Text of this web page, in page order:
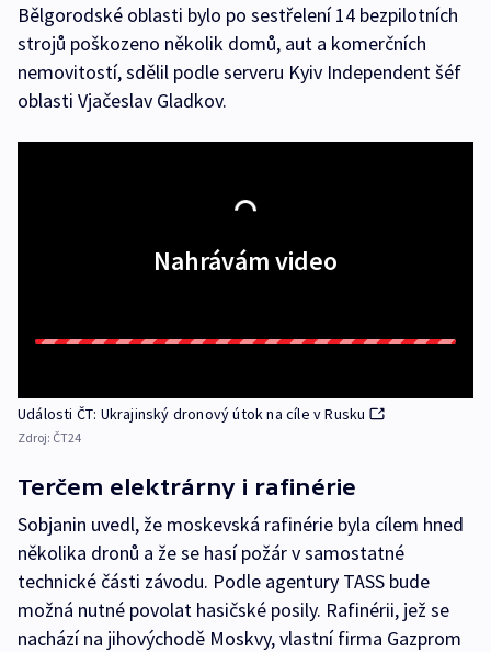
Bělgorodské oblasti bylo po sestřelení 14 bezpilotních
strojů poškozeno několik domů, aut a komerčních
nemovitostí, sdělil podle serveru Kyiv Independent šéf
oblasti Vjačeslav Gladkov.
Nahrávám video
Události ČT: Ukrajinský dronový útok na cíle v Rusku
Zdroj: ČT24
Terčem elektrárny i rafinérie
Sobjanin uvedl, že moskevská rafinérie byla cílem hned
několika dronů a že se hasí požár v samostatné
technické části závodu. Podle agentury TASS bude
možná nutné povolat hasičské posily. Rafinérii, jež se
nachází na jihovýchodě Moskvy, vlastní firma Gazprom